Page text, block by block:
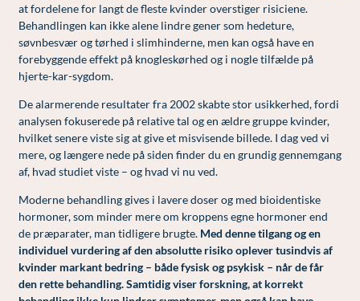
Intim konturering/foryngelse
Mandlig genitalområde - forskønnelse
Kosmetisk Plastikkirurgi
Kæbekirurgi
Skræddersyede dropbehandlinger
Før / efter billeder
Rygepolitik
Samarbejde mellem specialer
Sengestuer
Standardbetingelser for privatbetalte
operationer
Ventetid i det offentlige - Frit sygehusvalg
at fordelene for langt de fleste kvinder overstiger risiciene.
Behandlingen kan ikke alene lindre gener som hedeture,
søvnbesvær og tørhed i slimhinderne, men kan også have en
forebyggende effekt på knogleskørhed og i nogle tilfælde på
hjerte-kar-sygdom.
De alarmerende resultater fra 2002 skabte stor usikkerhed, fordi
analysen fokuserede på relative tal og en ældre gruppe kvinder,
hvilket senere viste sig at give et misvisende billede. I dag ved vi
mere, og længere nede på siden finder du en grundig gennemgang
af, hvad studiet viste – og hvad vi nu ved.
Moderne behandling gives i lavere doser og med bioidentiske
hormoner, som minder mere om kroppens egne hormoner end
de præparater, man tidligere brugte. Med denne tilgang og en
individuel vurdering af den absolutte risiko oplever tusindvis af
kvinder markant bedring – både fysisk og psykisk – når de får
den rette behandling. Samtidig viser forskning, at korrekt